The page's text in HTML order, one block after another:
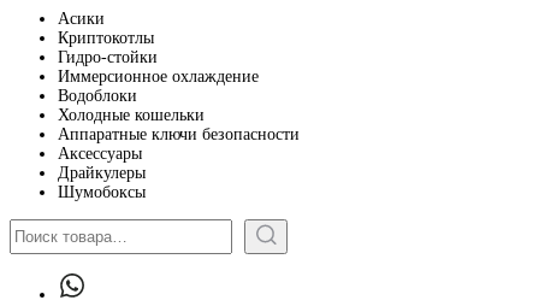
Асики
Криптокотлы
Гидро-стойки
Иммерсионное охлаждение
Водоблоки
Холодные кошельки
Аппаратные ключи безопасности
Аксессуары
Драйкулеры
Шумобоксы
Поиск